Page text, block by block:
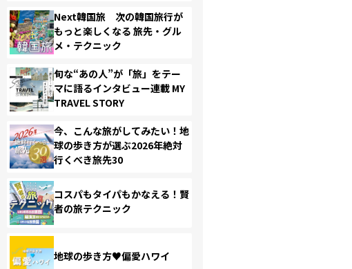
Next韓国旅 次の韓国旅行が
もっと楽しくなる 旅先・グル
メ・テクニック
旬な“あの人”が「旅」をテー
マに語るインタビュー連載 MY
TRAVEL STORY
今、こんな旅がしてみたい！地
球の歩き方が選ぶ2026年絶対
行くべき旅先30
コスパもタイパもかなえる！賢
者の旅テクニック
地球の歩き方♥偏愛ハワイ